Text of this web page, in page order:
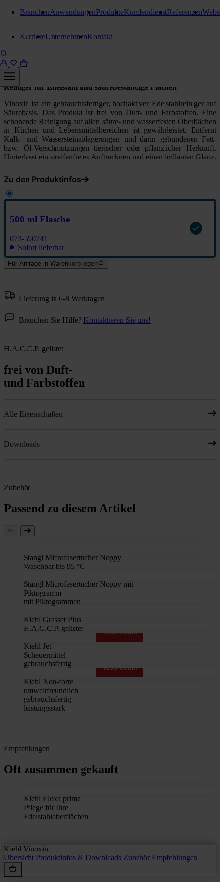
BranchenAnwendungenProdukteKundendienstReferenzen
KarriereUnternehmenKontakt
Kiehl Vinoxin
500 ml Flasche
Reiniger für Edelstahl und säurebeständige Flächen
Vinoxin ist ein gebrauchtsfertiger, hochaktiver Edelstahlreiniger auf
Säurebasis. Das Produkt ist frei von Duft- und Farbstoffen. Eine
schonende Reinigung auf allen säure- und wasserfesten Öberflächen
in Küchen und Lebensmittelbereichen ist gewährleistet. Entfernt
Kalk- und Wassersteinablagerungen und darin gebundenen Fett-
bzw. Öl-Verschmutzungen tierischer oder pflanzlicher Herkunft.
Hinterlässt ein streifenfreies Auftrocknen und einen brillanten Glanz.
Zu den Produktinfos
500 ml Flasche
073-550741
Sofort lieferbar
Für Anfrage in Warenkorb legen
Lieferung in 6-8 Werktagen
Brauchen Sie Hilfe? Kontaktieren Sie uns!
H.A.C.C.P. gelistet
frei von Duft-
und Farbstoffen
Alle Eigenschaften
Downloads
Zubehör
Passend zu diesem Artikel
Stangl Microfasertücher Noppy
Waschbar bis 95 °C
Stangl Microfasertücher Noppy mit
Piktogramm
mit Piktogrammen
Kiehl Grasset Plus
H.A.C.C.P. gelistet
Topprodukt
Kiehl Jet
Scheuermittel
gebrauchsfertig
Topprodukt
Kiehl Xon-forte
umweltfreundlich
gebrauchsfertig
leistungsstark
Empfehlungen
Oft zusammen gekauft
Kiehl Eloxa prima
Pflege für Ihre
Edelstahloberflächen
Kiehl Vinoxin
Übersicht Produktinfos & Downloads Zubehör Empfehlungen